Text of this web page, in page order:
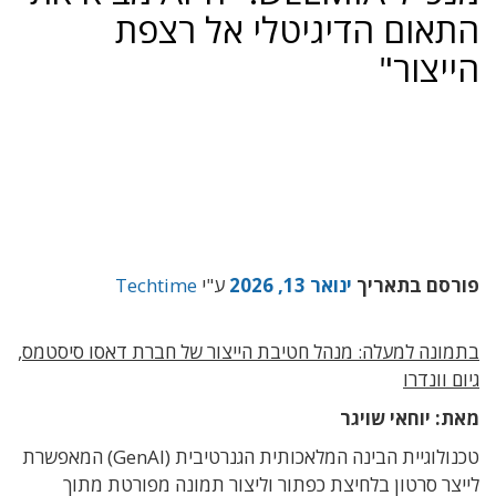
התאום הדיגיטלי אל רצפת
הייצור"
פורסם בתאריך ינואר 13, 2026 ע"י Techtime
בתמונה למעלה: מנהל חטיבת הייצור של חברת דאסו סיסטמס,
גיום וונדרו
מאת: יוחאי שויגר
טכנולוגיית הבינה המלאכותית הגנרטיבית (GenAI) המאפשרת
לייצר סרטון בלחיצת כפתור וליצור תמונה מפורטת מתוך